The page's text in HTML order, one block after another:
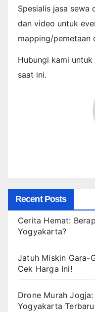
Spesialis jasa sewa
dan video untuk
mapping/pemetaan
Hubungi kami
saat ini.
Recent Posts
Cerita Hemat:
Yogyakarta?
Jatuh Miskin Gara-
Cek Harga Ini!
Drone Murah
Yogyakarta